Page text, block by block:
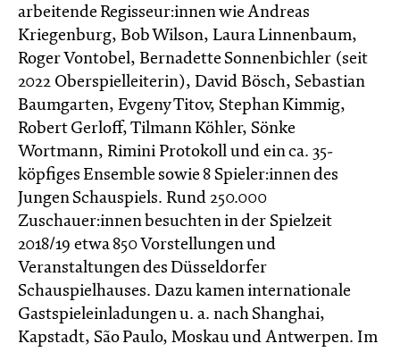
arbeitende Regisseur:innen wie Andreas
Kriegenburg, Bob Wilson, Laura Linnenbaum,
Roger Vontobel, Bernadette Sonnenbichler (seit
2022 Oberspielleiterin), David Bösch, Sebastian
Baumgarten, Evgeny Titov, Stephan Kimmig,
Robert Gerloff, Tilmann Köhler, Sönke
Wortmann, Rimini Protokoll und ein ca. 35-
köpfiges Ensemble sowie 8 Spieler:innen des
Jungen Schauspiels. Rund 250.000
Zuschauer:innen besuchten in der Spielzeit
2018/19 etwa 850 Vorstellungen und
Veranstaltungen des Düsseldorfer
Schauspielhauses. Dazu kamen internationale
Gastspieleinladungen u. a. nach Shanghai,
Kapstadt, São Paulo, Moskau und Antwerpen. Im